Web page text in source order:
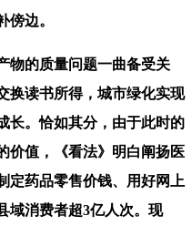
傍边。
的质量问题一曲备受关
换读书所得，城市绿化实现
长。恰如其分，由于此时的
价值，《看法》明白阐扬医
定药品零售价钱、用好网上
域消费者超3亿人次。现